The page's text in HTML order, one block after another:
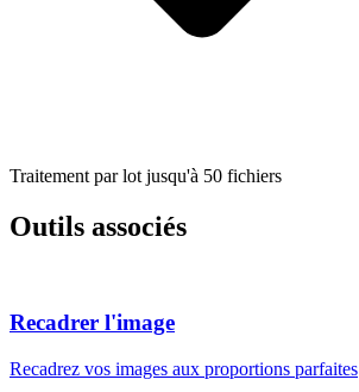
Traitement par lot jusqu'à 50 fichiers
Outils associés
Recadrer l'image
Recadrez vos images aux proportions parfaites